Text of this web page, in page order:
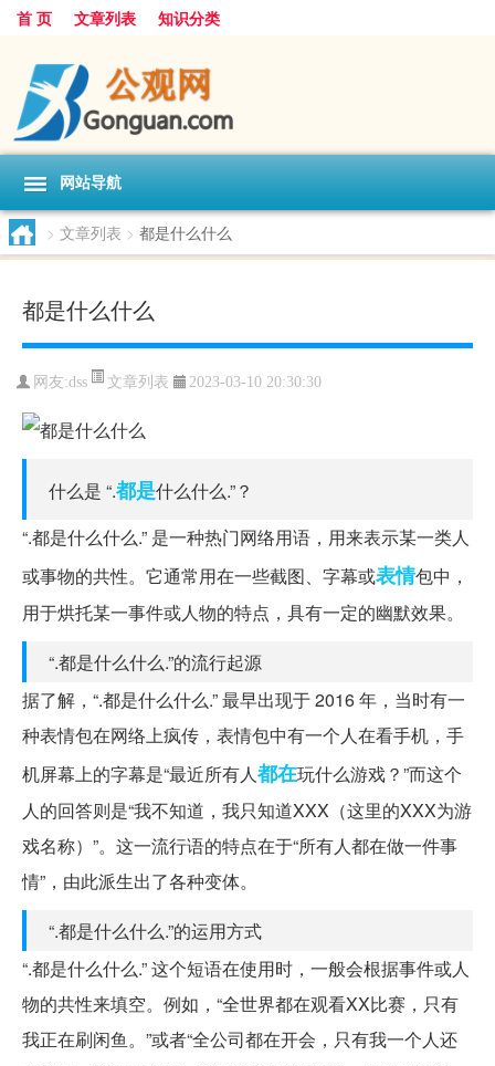
首 页 文章列表 知识分类
网站导航
> 文章列表 > 都是什么什么
都是什么什么
网友:dss 文章列表 2023-03-10 20:30:30
什么是 “.都是什么什么.”？
“.都是什么什么.” 是一种热门网络用语，用来表示某一类人
或事物的共性。它通常用在一些截图、字幕或表情包中，
用于烘托某一事件或人物的特点，具有一定的幽默效果。
“.都是什么什么.”的流行起源
据了解，“.都是什么什么.” 最早出现于 2016 年，当时有一
种表情包在网络上疯传，表情包中有一个人在看手机，手
机屏幕上的字幕是“最近所有人都在玩什么游戏？”而这个
人的回答则是“我不知道，我只知道XXX（这里的XXX为游
戏名称）”。这一流行语的特点在于“所有人都在做一件事
情”，由此派生出了各种变体。
“.都是什么什么.”的运用方式
“.都是什么什么.” 这个短语在使用时，一般会根据事件或人
物的共性来填空。例如，“全世界都在观看XX比赛，只有
我正在刷闲鱼。”或者“全公司都在开会，只有我一个人还